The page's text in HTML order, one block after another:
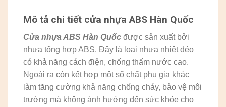
Mô tả chi tiết cửa nhựa ABS Hàn Quốc
Cửa nhựa ABS Hàn Quốc được sản xuất bởi
nhựa tổng hợp ABS. Đây là loại nhựa nhiệt dẻo
có khả năng cách điện, chống thấm nước cao.
Ngoài ra còn kết hợp một số chất phụ gia khác
làm tăng cường khả năng chống cháy, bảo vệ môi
trường mà không ảnh hưởng đến sức khỏe cho